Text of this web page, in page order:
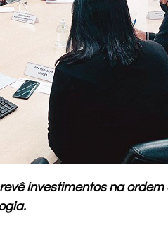
investimentos na